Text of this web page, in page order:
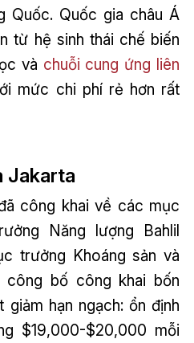
Quốc. Quốc gia châu Á
từ hệ sinh thái chế biến
và chuỗi cung ứng liên
mức chi phí rẻ hơn rất
Jakarta
công khai về các mục
Năng lượng Bahlil
trưởng Khoáng sản và
công bố công khai bốn
hạn ngạch: ổn định
$19,000-$20,000 mỗi